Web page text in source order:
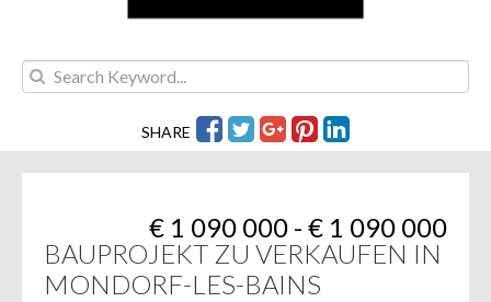
KONTAKT
SHARE
€ 1 090 000 - € 1 090 000
BAUPROJEKT ZU VERKAUFEN IN
MONDORF-LES-BAINS